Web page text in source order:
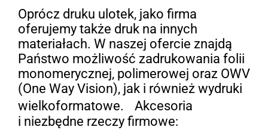
Oprócz druku ulotek, jako firma
oferujemy także druk na innych
materiałach. W naszej ofercie znajdą
Państwo możliwość zadrukowania folii
monomerycznej, polimerowej oraz OWV
(One Way Vision), jak i również wydruki
wielkoformatowe. Akcesoria
i niezbędne rzeczy firmowe: